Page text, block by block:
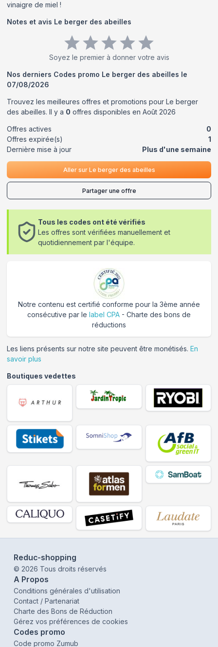
vinaigre de miel !
Notes et avis Le berger des abeilles
Soyez le premier à donner votre avis
Nos derniers Codes promo Le berger des abeilles le
07/08/2026
Trouvez les meilleures offres et promotions pour Le berger
des abeilles. Il y a 0 offres disponibles en Août 2026
Offres actives
0
Offres expirée(s)
1
Dernière mise à jour
Plus d'une semaine
Aller sur Le berger des abeilles
Partager une offre
Tous les codes ont été vérifiés
Les offres sont vérifiées manuellement et
quotidiennement par l'équipe.
Notre contenu est certifié conforme pour la 3ème année
consécutive par le label CPA - Charte des bons de
réductions
Les liens présents sur notre site peuvent être monétisés. En
savoir plus
Boutiques vedettes
Reduc-shopping
© 2026 Tous droits réservés
A Propos
Conditions générales d'utilisation
Contact / Partenariat
Charte des Bons de Réduction
Gérez vos préférences de cookies
Codes promo
Code promo Zumub